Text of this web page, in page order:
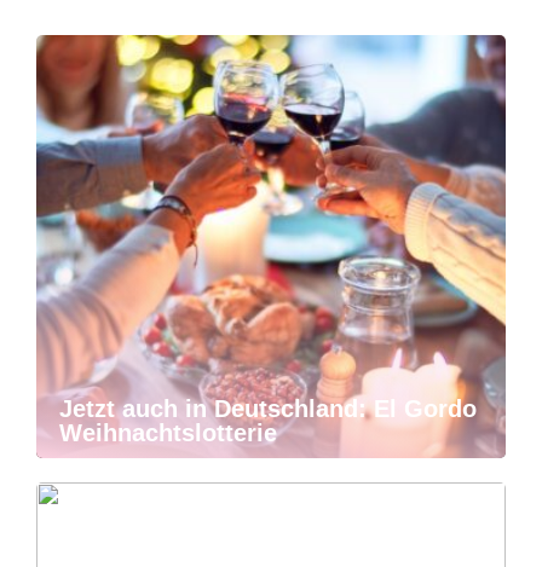
Jetzt auch in Deutschland: El Gordo
Weihnachtslotterie